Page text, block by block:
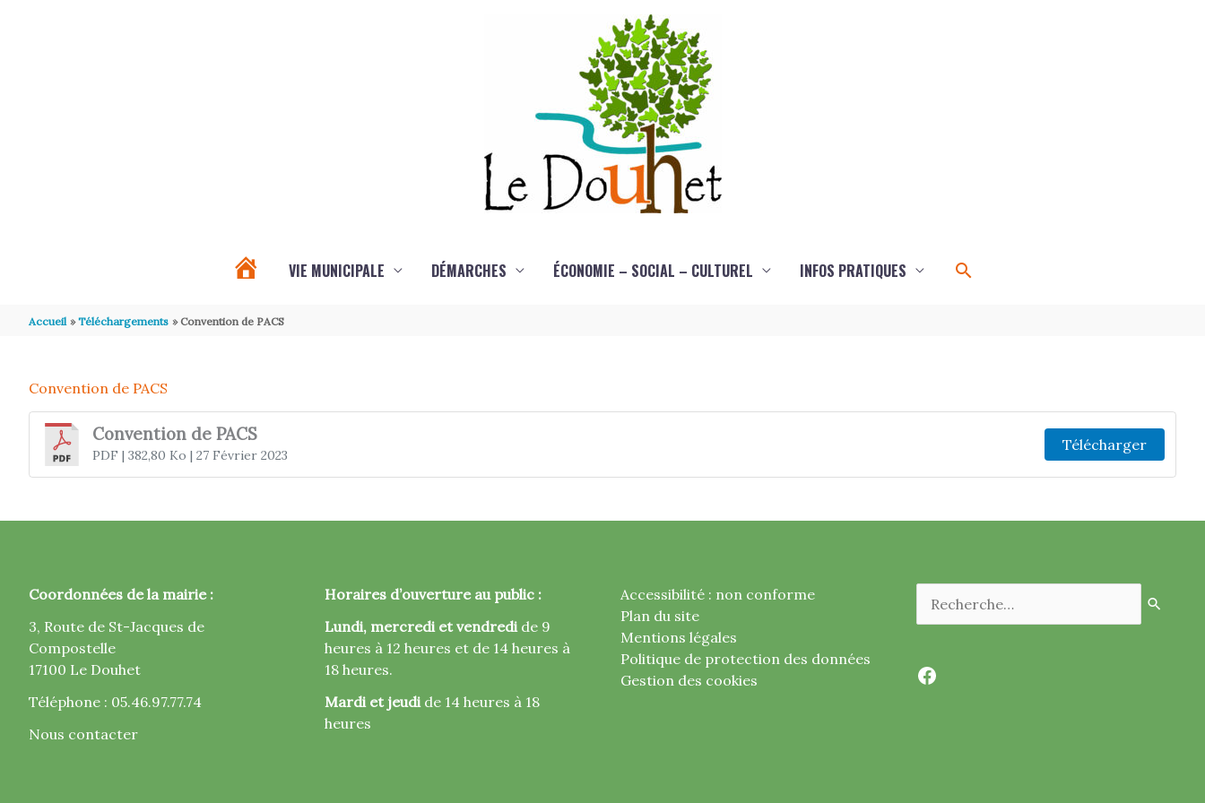
VIE MUNICIPALE DÉMARCHES ÉCONOMIE – SOCIAL – CULTUREL INFOS PRATIQUES Rechercher
Accueil Téléchargements Convention de PACS
Convention de PACS
Convention de PACS
PDF | 382,80 Ko | 27 Février 2023
Télécharger
Coordonnées de la mairie :
3, Route de St-Jacques de
Compostelle
17100 Le Douhet
Téléphone : 05.46.97.77.74
Nous contacter
Horaires d’ouverture au public :
Lundi, mercredi et vendredi de 9
heures à 12 heures et de 14 heures à
18 heures.
Mardi et jeudi de 14 heures à 18
heures
Accessibilité : non conforme
Plan du site
Mentions légales
Politique de protection des données
Gestion des cookies
Facebook